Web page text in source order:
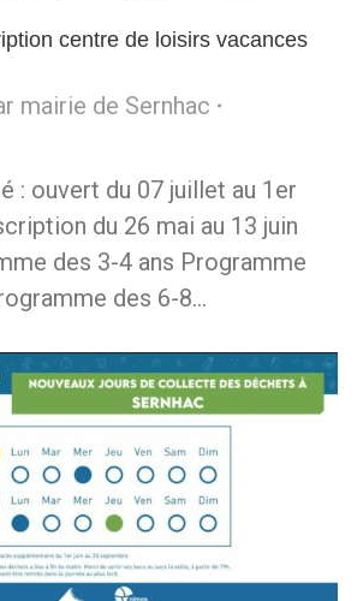
centre de loisirs vacances
mairie de Sernhac
: ouvert du 07 juillet au 1er
du 26 mai au 13 juin
des 3-4 ans Programme
des 6-8…